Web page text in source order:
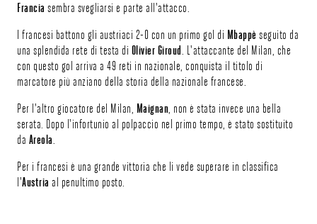
Francia sembra svegliarsi e parte all'attacco.
I francesi battono gli austriaci 2-0 con un primo gol di Mbappè seguito da
una splendida rete di testa di Olivier Giroud. L'attaccante del Milan, che
con questo gol arriva a 49 reti in nazionale, conquista il titolo di
marcatore più anziano della storia della nazionale francese.
Per l'altro giocatore del Milan, Maignan, non è stata invece una bella
serata. Dopo l'infortunio al polpaccio nel primo tempo, è stato sostituito
da Areola.
Per i francesi è una grande vittoria che li vede superare in classifica
l'Austria al penultimo posto.